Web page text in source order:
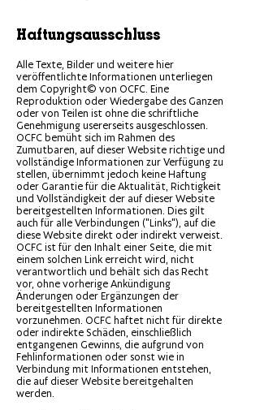
Haftungsausschluss
Alle Texte, Bilder und weitere hier
veröffentlichte Informationen unterliegen
dem Copyright© von OCFC. Eine
Reproduktion oder Wiedergabe des Ganzen
oder von Teilen ist ohne die schriftliche
Genehmigung usererseits ausgeschlossen.
OCFC bemüht sich im Rahmen des
Zumutbaren, auf dieser Website richtige und
vollständige Informationen zur Verfügung zu
stellen, übernimmt jedoch keine Haftung
oder Garantie für die Aktualität, Richtigkeit
und Vollständigkeit der auf dieser Website
bereitgestellten Informationen. Dies gilt
auch für alle Verbindungen ("Links"), auf die
diese Website direkt oder indirekt verweist.
OCFC ist für den Inhalt einer Seite, die mit
einem solchen Link erreicht wird, nicht
verantwortlich und behält sich das Recht
vor, ohne vorherige Ankündigung
Änderungen oder Ergänzungen der
bereitgestellten Informationen
vorzunehmen. OCFC haftet nicht für direkte
oder indirekte Schäden, einschließlich
entgangenen Gewinns, die aufgrund von
Fehlinformationen oder sonst wie in
Verbindung mit Informationen entstehen,
die auf dieser Website bereitgehalten
werden.